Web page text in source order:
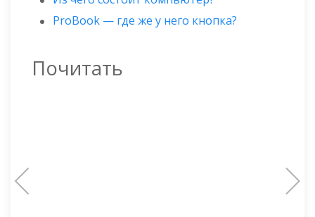
ProBook — где же у него кнопка?
Почитать